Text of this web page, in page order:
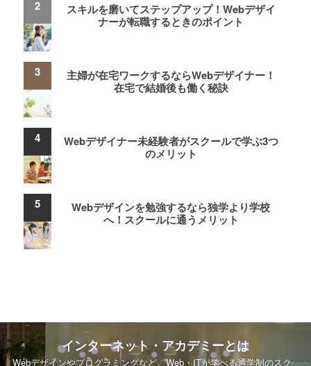
スキルを磨いてステップアップ！Webデザイ
ナーが転職するときのポイント
主婦が在宅ワークするならWebデザイナー！
在宅で結婚後も働く秘訣
Webデザイナー未経験者がスクールで学ぶ3つ
のメリット
Webデザインを勉強するなら独学より学校
へ！スクールに通うメリット
インターネット・アカデミーとは
Webデザインやプログラミングなど、Web・ITが学べる通学制のスク